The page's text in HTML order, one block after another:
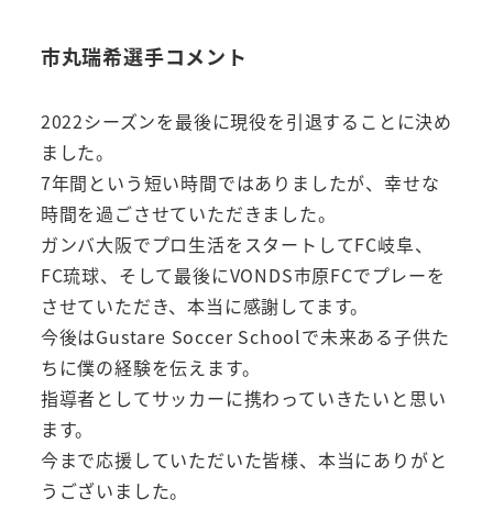
市丸瑞希選手コメント
2022シーズンを最後に現役を引退することに決め
ました。
7年間という短い時間ではありましたが、幸せな
時間を過ごさせていただきました。
ガンバ大阪でプロ生活をスタートしてFC岐阜、
FC琉球、そして最後にVONDS市原FCでプレーを
させていただき、本当に感謝してます。
今後はGustare Soccer Schoolで未来ある子供た
ちに僕の経験を伝えます。
指導者としてサッカーに携わっていきたいと思い
ます。
今まで応援していただいた皆様、本当にありがと
うございました。